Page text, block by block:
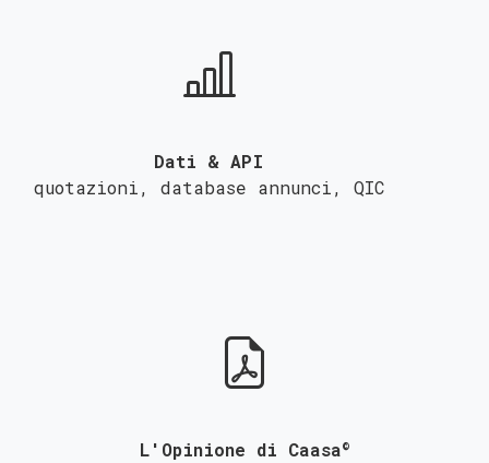
Dati & API
quotazioni, database annunci, QIC
L'Opinione di Caasa©